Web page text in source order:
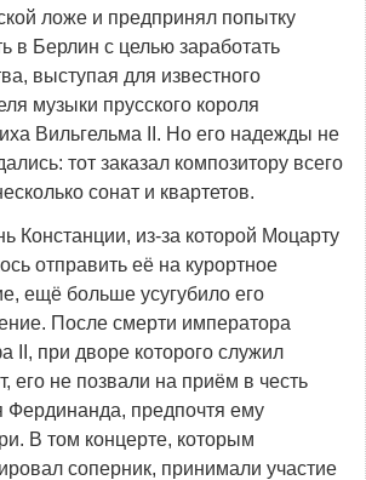
ложе и предпринял попытку
в Берлин с целью заработать
выступая для известного
музыки прусского короля
Вильгельма II. Но его надежды не
тот заказал композитору всего
сонат и квартетов.
Констанции, из-за которой Моцарту
отправить её на курортное
ещё больше усугубило его
После смерти императора
II, при дворе которого служил
его не позвали на приём в честь
Фердинанда, предпочтя ему
В том концерте, которым
соперник, принимали участие